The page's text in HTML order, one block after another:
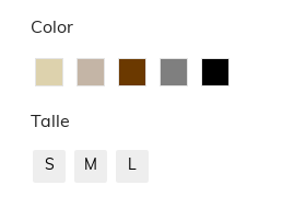
Color
Talle
S M L